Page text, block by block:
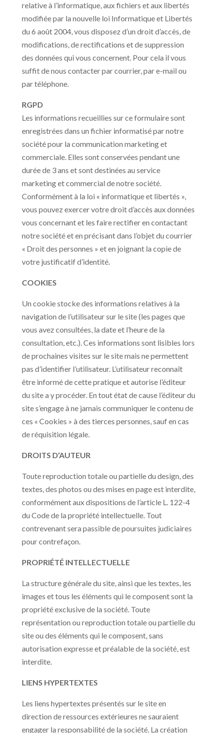
relative à l’informatique, aux fichiers et aux libertés
modifiée par la nouvelle loi Informatique et Libertés
du 6 août 2004, vous disposez d’un droit d’accès, de
modifications, de rectifications et de suppression
des données qui vous concernent. Pour cela il vous
suffit de nous contacter par courrier, par e-mail ou
par téléphone.
RGPD
Les informations recueillies sur ce formulaire sont
enregistrées dans un fichier informatisé par notre
société pour la communication marketing et
commerciale. Elles sont conservées pendant une
durée de 3 ans et sont destinées au service
marketing et commercial de notre société.
Conformément à la loi « informatique et libertés »,
vous pouvez exercer votre droit d’accès aux données
vous concernant et les faire rectifier en contactant
notre société et en précisant dans l’objet du courrier
« Droit des personnes » et en joignant la copie de
votre justificatif d’identité.
COOKIES
Un cookie stocke des informations relatives à la
navigation de l’utilisateur sur le site (les pages que
vous avez consultées, la date et l’heure de la
consultation, etc.). Ces informations sont lisibles lors
de prochaines visites sur le site mais ne permettent
pas d’identifier l’utilisateur. L’utilisateur reconnaît
être informé de cette pratique et autorise l’éditeur
du site a y procéder. En tout état de cause l’éditeur du
site s’engage à ne jamais communiquer le contenu de
ces « Cookies » à des tierces personnes, sauf en cas
de réquisition légale.
DROITS D’AUTEUR
Toute reproduction totale ou partielle du design, des
textes, des photos ou des mises en page est interdite,
conformément aux dispositions de l’article L. 122-4
du Code de la propriété intellectuelle. Tout
contrevenant sera passible de poursuites judiciaires
pour contrefaçon.
PROPRIÉTÉ INTELLECTUELLE
La structure générale du site, ainsi que les textes, les
images et tous les éléments qui le composent sont la
propriété exclusive de la société. Toute
représentation ou reproduction totale ou partielle du
site ou des éléments qui le composent, sans
autorisation expresse et préalable de la société, est
interdite.
LIENS HYPERTEXTES
Les liens hypertextes présentés sur le site en
direction de ressources extérieures ne sauraient
engager la responsabilité de la société. La création